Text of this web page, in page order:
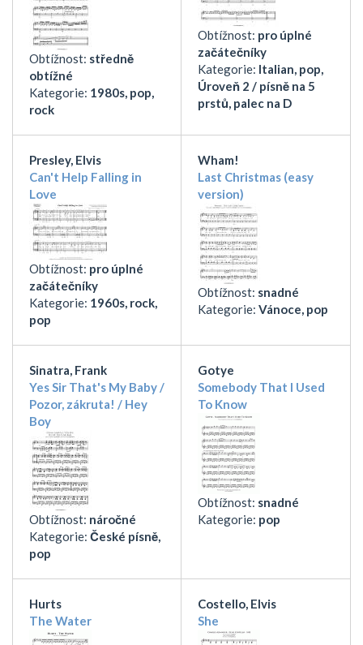
Obtížnost: středně
obtížné
Kategorie: 1980s, pop,
rock
Obtížnost: pro úplné
začátečníky
Kategorie: Italian, pop,
Úroveň 2 / písně na 5
prstů, palec na D
Presley, Elvis
Can't Help Falling in
Love
Obtížnost: pro úplné
začátečníky
Kategorie: 1960s, rock,
pop
Wham!
Last Christmas (easy
version)
Obtížnost: snadné
Kategorie: Vánoce, pop
Sinatra, Frank
Yes Sir That's My Baby /
Pozor, zákruta! / Hey
Boy
Obtížnost: náročné
Kategorie: České písně,
pop
Gotye
Somebody That I Used
To Know
Obtížnost: snadné
Kategorie: pop
Hurts
The Water
Costello, Elvis
She